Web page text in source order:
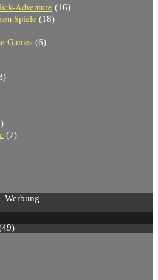
Adventure (16)
Spiele (18)
Games (6)
(7)
Werbung